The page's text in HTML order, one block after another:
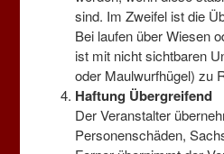
sind. Im Zweifel ist die
Bei laufen über Wiesen
ist mit nicht sichtbaren
oder Maulwurfhügel) zu
Haftung Übergreifend
Der Veranstalter
Personenschäden,